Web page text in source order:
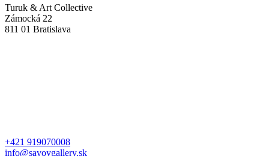
Turuk & Art Collective
Zámocká 22
811 01 Bratislava
+421 919070008
info@savoygallery.sk